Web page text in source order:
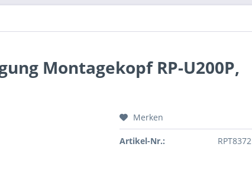
Montagekopf RP-U200P,
Merken
Artikel-Nr.: RPT8372